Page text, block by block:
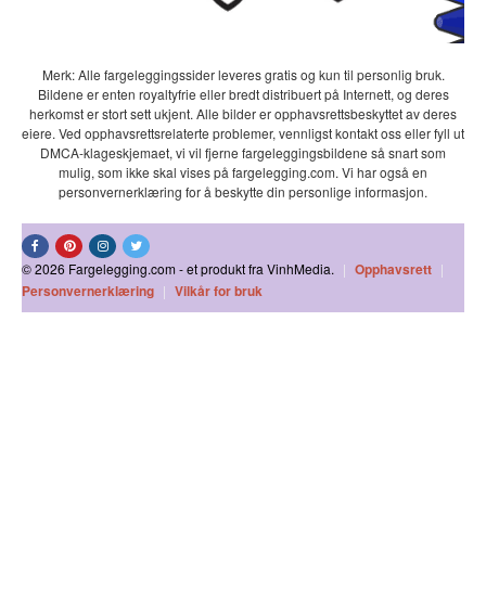
Merk: Alle fargeleggingssider leveres gratis og kun til personlig bruk.
Bildene er enten royaltyfrie eller bredt distribuert på Internett, og deres
herkomst er stort sett ukjent. Alle bilder er opphavsrettsbeskyttet av deres
eiere. Ved opphavsrettsrelaterte problemer, vennligst kontakt oss eller fyll ut
DMCA-klageskjemaet, vi vil fjerne fargeleggingsbildene så snart som
mulig, som ikke skal vises på fargelegging.com. Vi har også en
personvernerklæring for å beskytte din personlige informasjon.
© 2026 Fargelegging.com - et produkt fra VinhMedia. | Opphavsrett |
Personvernerklæring | Vilkår for bruk